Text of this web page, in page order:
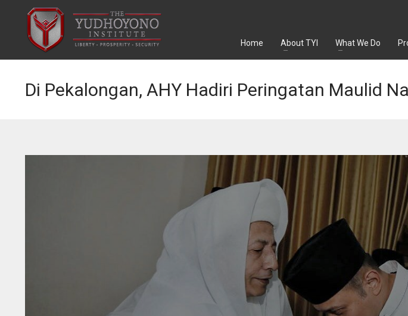
Home About TYI What We Do
Di Pekalongan, AHY Hadiri Peringatan Maulid